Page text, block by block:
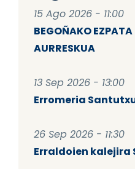
15 Ago 2026 - 11:00
BEGOÑAKO
AURRESKUA
13 Sep 2026 - 13:00
Erromeria
26 Sep 2026 - 11:30
Erraldoien kalejira